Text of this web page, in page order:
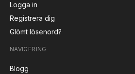
Logga in
Registrera dig
Glömt lösenord?
NAVIGERING
Blogg